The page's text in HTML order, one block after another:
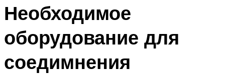
Необходимое
оборудование для
соедимнения